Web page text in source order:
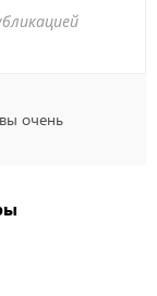
очень